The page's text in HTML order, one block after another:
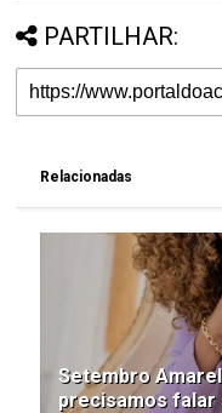
PARTILHAR:
Relacionadas
Setembro
precisamos falar